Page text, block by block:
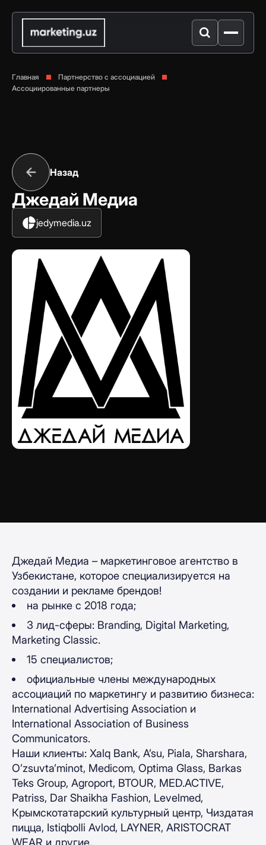
Главная
Партнерство с ассоциацией
Ассоциированные партнеры
Назад
Джедай Медиа
jedymedia.uz
Джедай Медиа – маркетинговое агентство в
Узбекистане, которое специализируется на
создании и рекламе брендов!
на рынке с 2018 года;
3 лид-сферы: Branding, Digital Marketing,
Marketing Classic.
15 специалистов;
официальные члены международных
ассоциаций по маркетингу и развитию бизнеса:
International Advertising Association и
International Association of Business
Communicators.
Наши клиенты: Xalq Bank, A’su, Piala, Sharshara,
O’zsuvta’minot, Medicom, Optima Glass, Barkas
Teks Group, Agroport, BTOUR, MED.ACTIVE,
Patriss, Dar Shaikha Fashion, Levelmed,
Крымскотатарский культурный центр, Чиздатая
пицца, Istiqbolli Avlod, LAYNER, ARISTOCRAT
WEAR и другие.